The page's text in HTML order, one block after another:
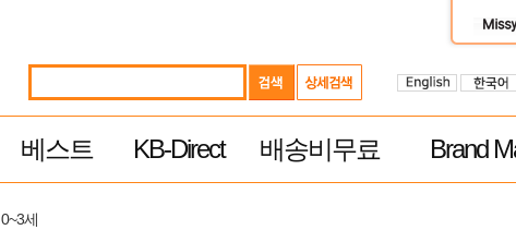
베스트 KB-Direct 배송비무료 Brand
0~3세